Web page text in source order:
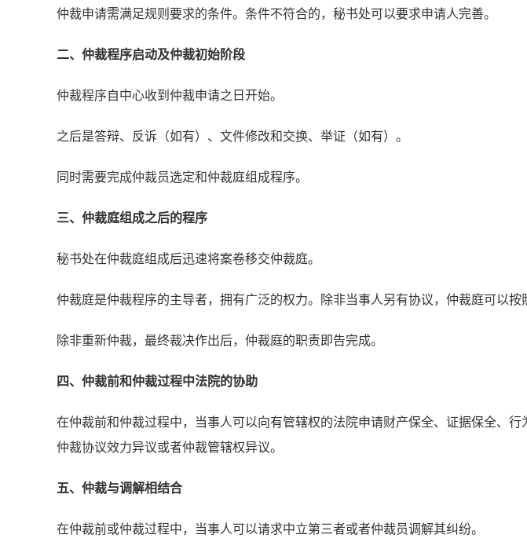
仲裁申请需满足规则要求的条件。条件不符合的，秘书处可以要求申请人完善。
二、仲裁程序启动及仲裁初始阶段
仲裁程序自中心收到仲裁申请之日开始。
之后是答辩、反诉（如有）、文件修改和交换、举证（如有）。
同时需要完成仲裁员选定和仲裁庭组成程序。
三、仲裁庭组成之后的程序
秘书处在仲裁庭组成后迅速将案卷移交仲裁庭。
仲裁庭是仲裁程序的主导者，拥有广泛的权力。除非当事人另有协议，仲裁庭可以
除非重新仲裁，最终裁决作出后，仲裁庭的职责即告完成。
四、仲裁前和仲裁过程中法院的协助
在仲裁前和仲裁过程中，当事人可以向有管辖权的法院申请财产保全、证据保全、
仲裁协议效力异议或者仲裁管辖权异议。
五、仲裁与调解相结合
在仲裁前或仲裁过程中，当事人可以请求中立第三者或者仲裁员调解其纠纷。